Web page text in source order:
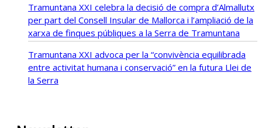
Tramuntana XXI celebra la decisió de compra d’Almallutx
per part del Consell Insular de Mallorca i l’ampliació de la
xarxa de finques públiques a la Serra de Tramuntana
Tramuntana XXI advoca per la “convivència equilibrada
entre activitat humana i conservació” en la futura Llei de
la Serra